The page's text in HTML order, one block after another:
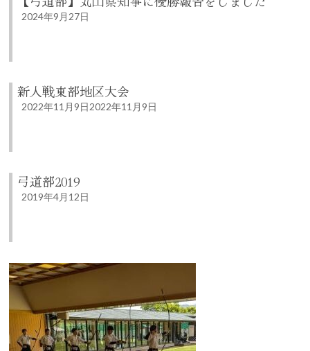
2024年9月27日
新人戦東部地区大会
2022年11月9日2022年11月9日
弓道部2019
2019年4月12日